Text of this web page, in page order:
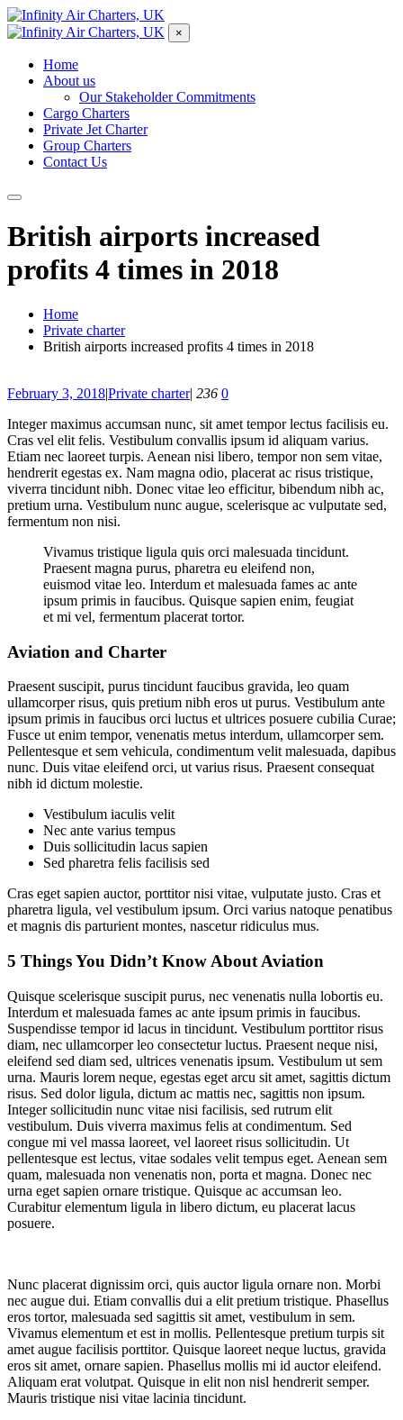
×
Home
About us
Our Stakeholder Commitments
Cargo Charters
Private Jet Charter
Group Charters
Contact Us
British airports increased
profits 4 times in 2018
Home
Private charter
British airports increased profits 4 times in 2018
February 3, 2018|Private charter| 236 0
Integer maximus accumsan nunc, sit amet tempor lectus facilisis eu.
Cras vel elit felis. Vestibulum convallis ipsum id aliquam varius.
Etiam nec laoreet turpis. Aenean nisi libero, tempor non sem vitae,
hendrerit egestas ex. Nam magna odio, placerat ac risus tristique,
viverra tincidunt nibh. Donec vitae leo efficitur, bibendum nibh ac,
pretium urna. Vestibulum nunc augue, scelerisque ac vulputate sed,
fermentum non nisi.
Vivamus tristique ligula quis orci malesuada tincidunt.
Praesent magna purus, pharetra eu eleifend non,
euismod vitae leo. Interdum et malesuada fames ac ante
ipsum primis in faucibus. Quisque sapien enim, feugiat
et mi vel, fermentum placerat tortor.
Aviation and Charter
Praesent suscipit, purus tincidunt faucibus gravida, leo quam
ullamcorper risus, quis pretium nibh eros ut purus. Vestibulum ante
ipsum primis in faucibus orci luctus et ultrices posuere cubilia Curae;
Fusce ut enim tempor, venenatis metus interdum, ullamcorper sem.
Pellentesque et sem vehicula, condimentum velit malesuada, dapibus
nunc. Duis vitae eleifend orci, ut varius risus. Praesent consequat
nibh id dictum molestie.
Vestibulum iaculis velit
Nec ante varius tempus
Duis sollicitudin lacus sapien
Sed pharetra felis facilisis sed
Cras eget sapien auctor, porttitor nisi vitae, vulputate justo. Cras et
pharetra ligula, vel vestibulum ipsum. Orci varius natoque penatibus
et magnis dis parturient montes, nascetur ridiculus mus.
5 Things You Didn’t Know About Aviation
Quisque scelerisque suscipit purus, nec venenatis nulla lobortis eu.
Interdum et malesuada fames ac ante ipsum primis in faucibus.
Suspendisse tempor id lacus in tincidunt. Vestibulum porttitor risus
diam, nec ullamcorper leo consectetur luctus. Praesent neque nisi,
eleifend sed diam sed, ultrices venenatis ipsum. Vestibulum ut sem
urna. Mauris lorem neque, egestas eget arcu sit amet, sagittis dictum
risus. Sed dolor ligula, dictum ac mattis nec, sagittis non ipsum.
Integer sollicitudin nunc vitae nisi facilisis, sed rutrum elit
vestibulum. Duis viverra maximus felis at condimentum. Sed
congue mi vel massa laoreet, vel laoreet risus sollicitudin. Ut
pellentesque est lectus, vitae sodales velit tempus eget. Aenean sem
quam, malesuada non venenatis non, porta et magna. Donec nec
urna eget sapien ornare tristique. Quisque ac accumsan leo.
Curabitur elementum ligula in libero dictum, eu placerat lacus
posuere.
Nunc placerat dignissim orci, quis auctor ligula ornare non. Morbi
nec augue dui. Etiam convallis dui a elit pretium tristique. Phasellus
eros tortor, malesuada sed sagittis sit amet, vestibulum in sem.
Vivamus elementum et est in mollis. Pellentesque pretium turpis sit
amet augue facilisis porttitor. Quisque laoreet neque luctus, gravida
eros sit amet, ornare sapien. Phasellus mollis mi id auctor eleifend.
Aliquam erat volutpat. Quisque in elit non nisl hendrerit semper.
Mauris tristique nisi vitae lacinia tincidunt.